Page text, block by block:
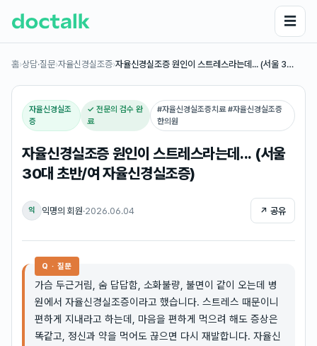
☰
홈›상담·질문›자율신경실조증›자율신경실조증 원인이 스트레스라는데... (서울 3…
자율신경실조
증
✓ 전문의 검수 완
료
#자율신경실조증치료 #자율신경실조증
한의원
자율신경실조증 원인이 스트레스라는데... (서울
30대 초반/여 자율신경실조증)
익 익명의 회원·2026.06.04 ↗ 공유
Q · 질문
가슴 두근거림, 숨 답답함, 소화불량, 불면이 같이 오는데 병
원에서 자율신경실조증이라고 했습니다. 스트레스 때문이니
편하게 지내라고 하는데, 마음을 편하게 먹으려 해도 증상은
똑같고, 정신과 약을 먹어도 끊으면 다시 재발합니다. 자율신